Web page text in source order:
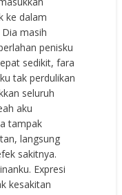
ke dalam
masih
penisku
sedikit, fara
tak perdulikan
seluruh
aku
tampak
langsung
sakitnya.
Expresi
kesakitan